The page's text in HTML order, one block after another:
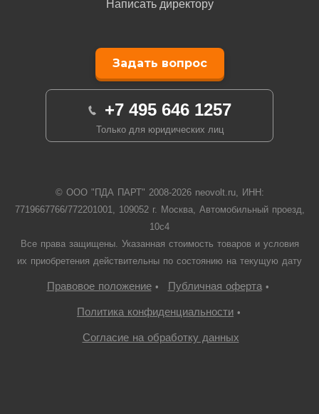
Написать директору
Задать вопрос
+7 495 646 1257
Только для юридических лиц
© ООО "ПДА ПАРТ" 2008-2026neovolt.ru, ИНН:
7719667766/772201001, 109052 г. Москва, Автомобильный проезд,
10с4
Все права защищены. Указанная стоимость товаров и условия
их приобретения действительны по состоянию на текущую дату
Правовое положение• Публичная оферта•
Политика конфиденциальности •
Согласие на обработку данных